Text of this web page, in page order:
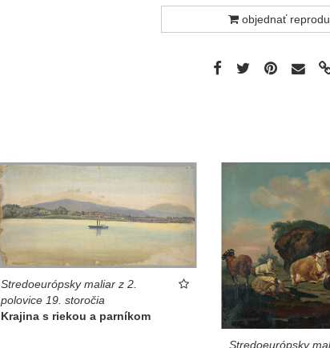
objednať
Stredoeurópsky maliar z 2.
polovice 19. storočia
Krajina s riekou a parníkom
Stredoeurópsky